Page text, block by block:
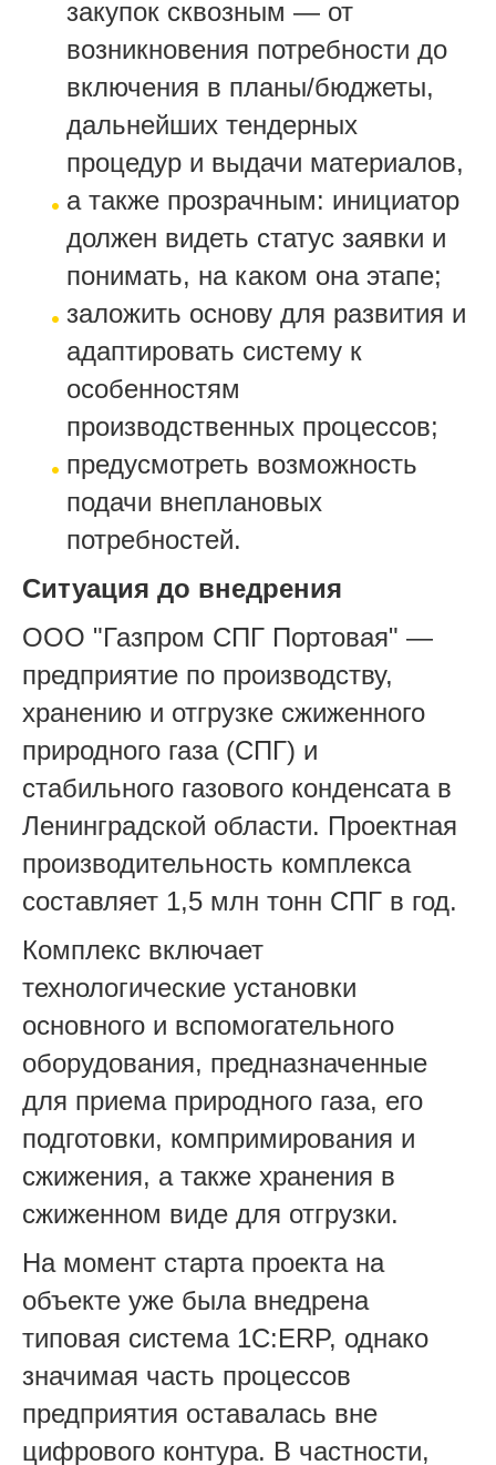
закупок сквозным — от
возникновения потребности до
включения в планы/бюджеты,
дальнейших тендерных
процедур и выдачи материалов,
а также прозрачным: инициатор
должен видеть статус заявки и
понимать, на каком она этапе;
заложить основу для развития и
адаптировать систему к
особенностям
производственных процессов;
предусмотреть возможность
подачи внеплановых
потребностей.
Ситуация до внедрения
ООО "Газпром СПГ Портовая" —
предприятие по производству,
хранению и отгрузке сжиженного
природного газа (СПГ) и
стабильного газового конденсата в
Ленинградской области. Проектная
производительность комплекса
составляет 1,5 млн тонн СПГ в год.
Комплекс включает
технологические установки
основного и вспомогательного
оборудования, предназначенные
для приема природного газа, его
подготовки, компримирования и
сжижения, а также хранения в
сжиженном виде для отгрузки.
На момент старта проекта на
объекте уже была внедрена
типовая система 1С:ERP, однако
значимая часть процессов
предприятия оставалась вне
цифрового контура. В частности,